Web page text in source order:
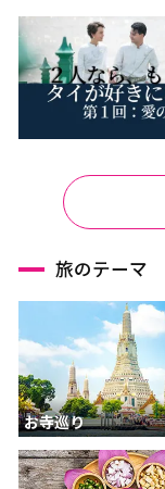
旅のテーマ
お寺巡り